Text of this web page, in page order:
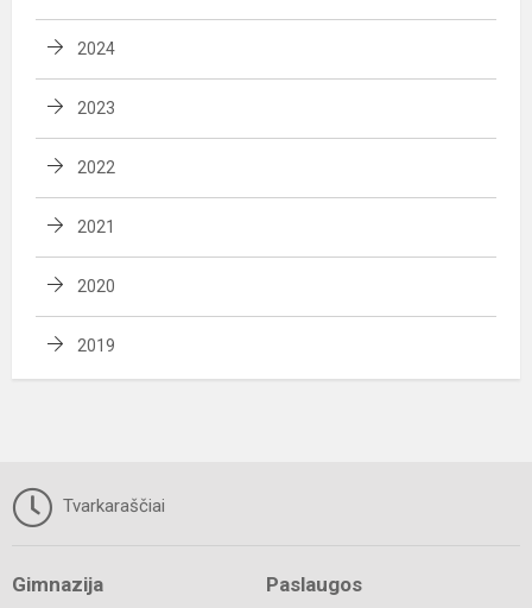
2024
2023
2022
2021
2020
2019
Tvarkaraščiai
Gimnazija Paslaugos